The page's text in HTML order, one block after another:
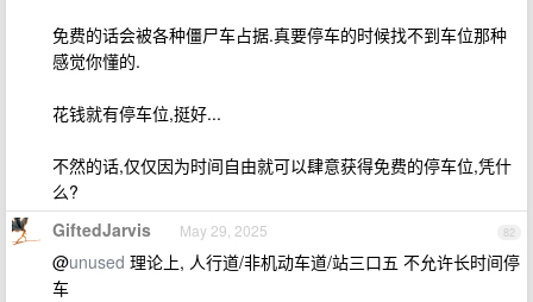
免费的话会被各种僵尸车占据.真要停车的时候找不到车位那种
感觉你懂的.
花钱就有停车位,挺好...
不然的话,仅仅因为时间自由就可以肆意获得免费的停车位,凭什
么?
82
GiftedJarvis May 29, 2025
@unused 理论上, 人行道/非机动车道/站三口五 不允许长时间停
车